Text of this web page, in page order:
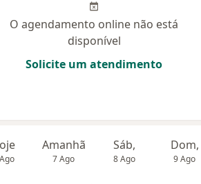
O agendamento online não está
disponível
Solicite um atendimento
Amanhã
7 Ago
Sáb,
8 Ago
Dom,
9 Ago